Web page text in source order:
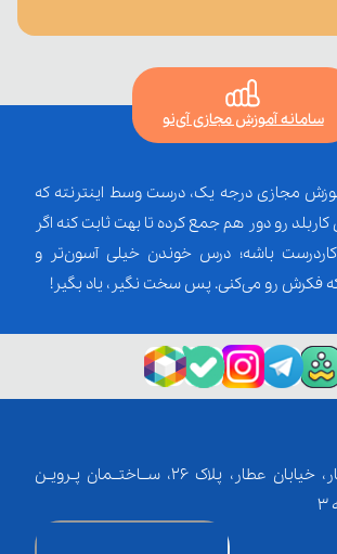
سامانه آموزش مجازی آی‌نو
مجازی درجه یک، درست وسط اینترنته که
رو دور هم جمع کرده تا بهت ثابت کنه اگر
باشه؛ درس خوندن خیلی آسون‌تر و
که فکرش رو می‌کنی. پس سخت نگیر، یاد بگیر!
تهران، میدان عطار، خیابان عطار، پلاک 26، ســاختــمان پـرویـن